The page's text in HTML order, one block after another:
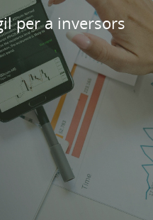
per a inversors